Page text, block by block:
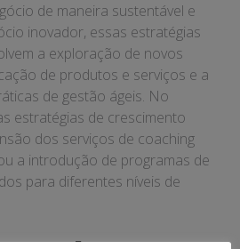
de maneira sustentável e
inovador, essas estratégias
a exploração de novos
de produtos e serviços e a
de gestão ágeis. No
estratégias de crescimento
dos serviços de coaching
a introdução de programas de
para diferentes níveis de